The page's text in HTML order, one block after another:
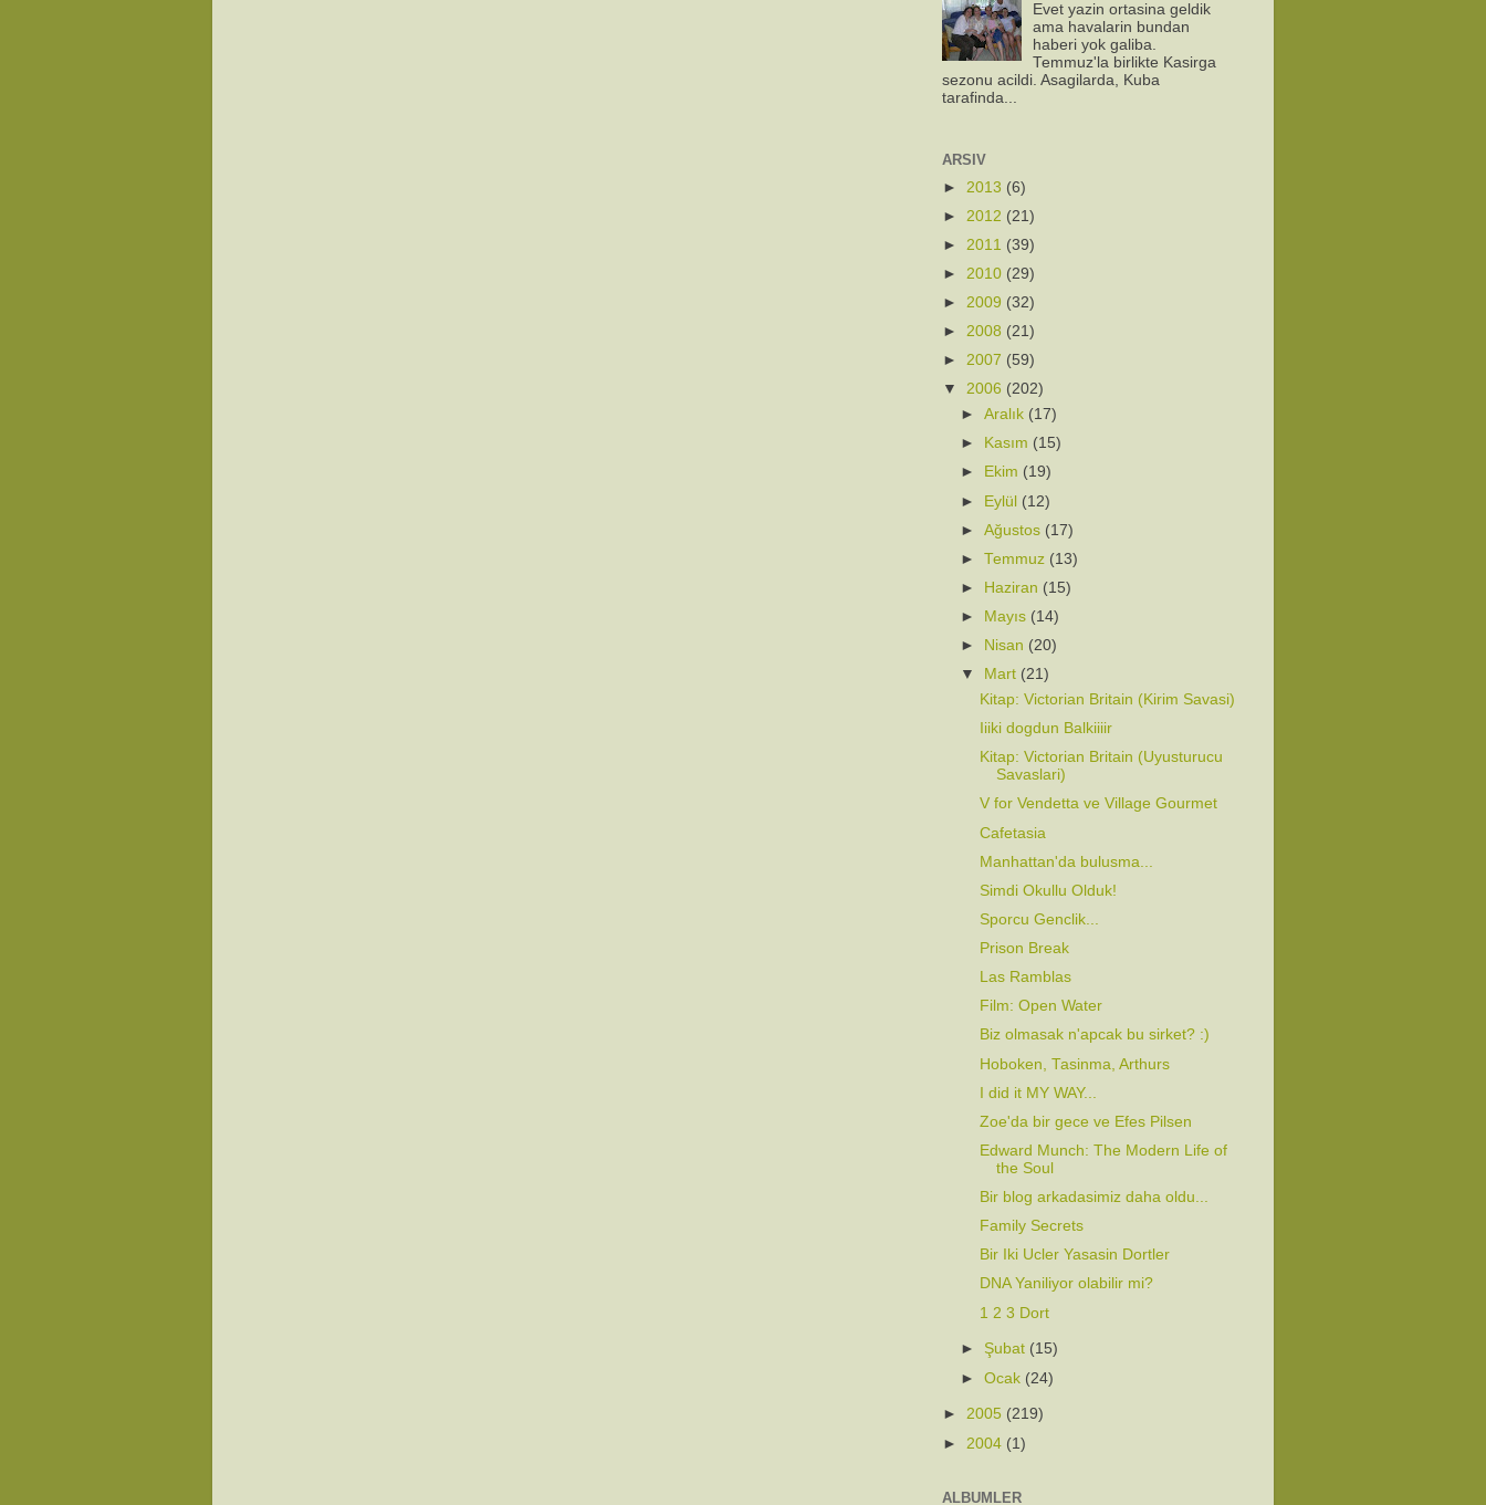
Evet yazin ortasina geldik
ama havalarin bundan
haberi yok galiba.
Temmuz'la birlikte Kasirga
sezonu acildi. Asagilarda, Kuba
tarafinda...
ARSIV
► 2013 (6)
► 2012 (21)
► 2011 (39)
► 2010 (29)
► 2009 (32)
► 2008 (21)
► 2007 (59)
▼ 2006 (202)
►Aralık (17)
►
Kasım (15)
►
Ekim (19)
► Eylül (12)
►Ağustos (17)
►Temmuz (13)
►
Haziran (15)
►
Mayıs (14)
►
Nisan (20)
▼
Mart (21)
Kitap: Victorian Britain (Kirim Savasi)
Iiiki dogdun Balkiiiir
Kitap: Victorian Britain (Uyusturucu
Savaslari)
V for Vendetta ve Village Gourmet
Cafetasia
Manhattan'da bulusma...
Simdi Okullu Olduk!
Sporcu Genclik...
Prison Break
Las Ramblas
Film: Open Water
Biz olmasak n'apcak bu sirket? :)
Hoboken, Tasinma, Arthurs
I did it MY WAY...
Zoe'da bir gece ve Efes Pilsen
Edward Munch: The Modern Life of
the Soul
Bir blog arkadasimiz daha oldu...
Family Secrets
Bir Iki Ucler Yasasin Dortler
DNA Yaniliyor olabilir mi?
1 2 3 Dort
► Şubat (15)
►Ocak (24)
► 2005 (219)
► 2004 (1)
ALBUMLER